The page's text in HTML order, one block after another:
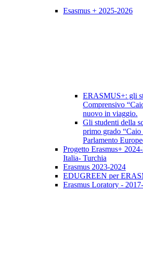
Esasmus + 2025-2026
ERASMUS+: gli
Comprensivo
nuovo in viaggio.
Gli studenti della
primo grado
Parlamento
Progetto Erasmus+
Italia- Turchia
Erasmus 2023-2024
EDUGREEN per
Erasmus Loratory -